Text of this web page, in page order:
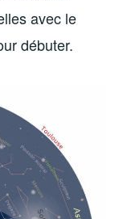
avec le
débuter.